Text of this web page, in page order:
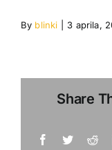
By blinki 3 aprila,
Share
Facebook
Twitter